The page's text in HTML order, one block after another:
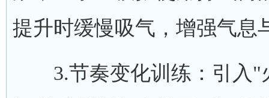
提升时缓慢吸气，增强气息
3.节奏变化训练：引入"